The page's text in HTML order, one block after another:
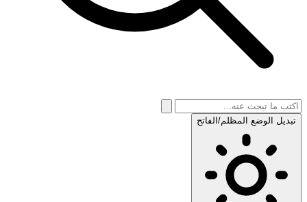
تبديل الوضع المظلم/الفاتح